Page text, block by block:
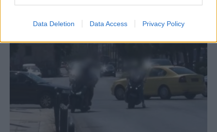
Data Deletion Data Access Privacy Policy